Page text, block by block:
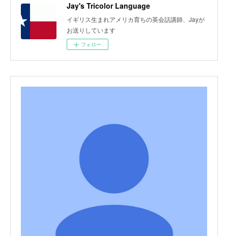
Jay's Tricolor Language
イギリス生まれアメリカ育ちの英会話講師、Jayが
お送りしています
フォロー